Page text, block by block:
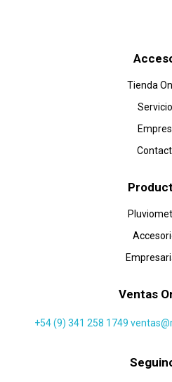
Tienda
Ventas
+54 (9) 341 258 1749